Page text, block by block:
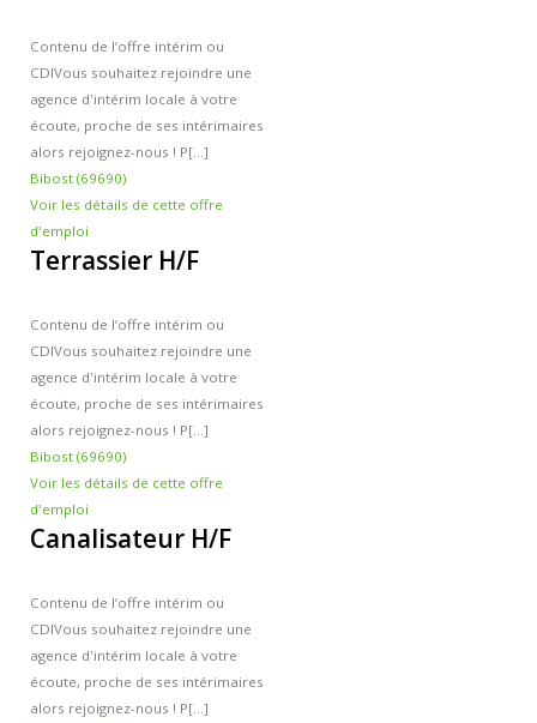
Contenu de l’offre intérim ou
CDIVous souhaitez rejoindre une
agence d'intérim locale à votre
écoute, proche de ses intérimaires
alors rejoignez-nous ! P[...]
Bibost (69690)
Voir les détails de cette offre
d'emploi
Terrassier H/F
Contenu de l’offre intérim ou
CDIVous souhaitez rejoindre une
agence d'intérim locale à votre
écoute, proche de ses intérimaires
alors rejoignez-nous ! P[...]
Bibost (69690)
Voir les détails de cette offre
d'emploi
Canalisateur H/F
Contenu de l’offre intérim ou
CDIVous souhaitez rejoindre une
agence d'intérim locale à votre
écoute, proche de ses intérimaires
alors rejoignez-nous ! P[...]